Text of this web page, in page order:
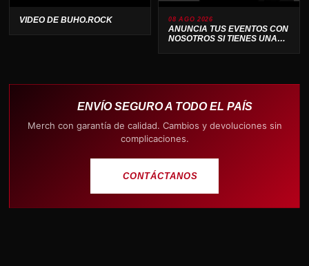
VIDEO DE BUHO.ROCK 08 AGO 2026
ANUNCIA TUS EVENTOS CON
NOSOTROS SI TIENES UNA
ENVÍO SEGURO A TODO EL PAÍS
Merch con garantía de calidad. Cambios y devoluciones sin
complicaciones.
CONTÁCTANOS